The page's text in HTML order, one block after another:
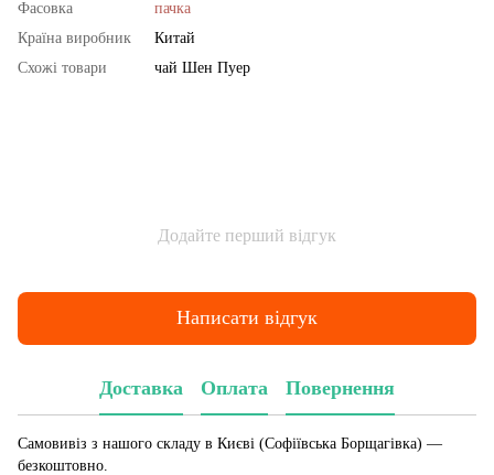
Фасовка
пачка
Країна виробник
Китай
Схожі товари
чай Шен Пуер
Додайте перший відгук
Написати відгук
Доставка Оплата Повернення
Самовивіз з нашого складу в Києві (Софіївська Борщагівка) —
безкоштовно.